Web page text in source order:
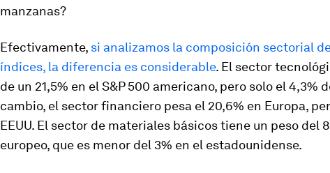
manzanas?
Efectivamente, si analizamos la composición sectorial
índices, la diferencia es considerable. El sector
de un 21,5% en el S&P 500 americano, pero solo el 4,3%
cambio, el sector financiero pesa el 20,6% en Europa,
EEUU. El sector de materiales básicos tiene un peso del
europeo, que es menor del 3% en el estadounidense.